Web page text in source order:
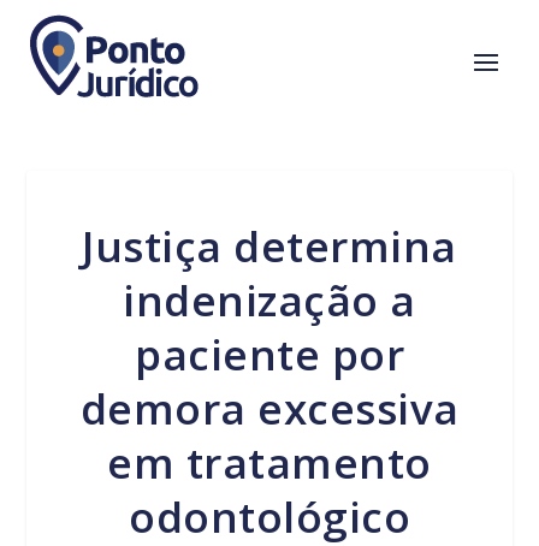
Justiça determina
indenização a
paciente por
demora excessiva
em tratamento
odontológico